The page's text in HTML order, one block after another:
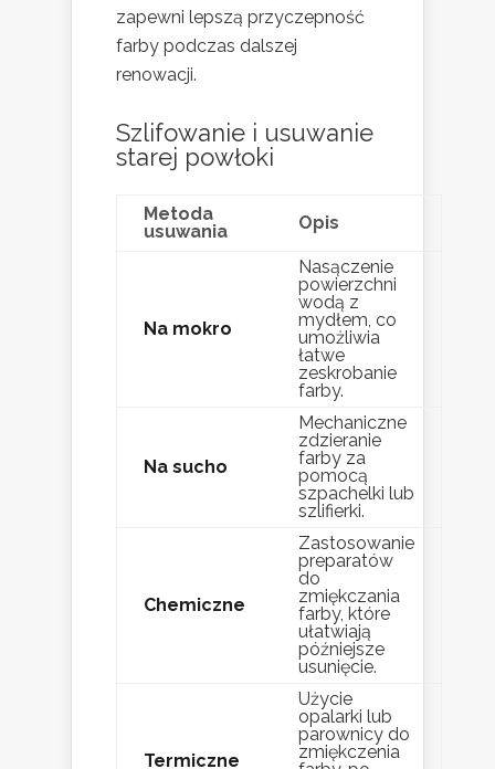
zapewni lepszą przyczepność
farby podczas dalszej
renowacji.
Szlifowanie i usuwanie
starej powłoki
Metoda
usuwania
Opis
Na mokro
Nasączenie
powierzchni
wodą z
mydłem, co
umożliwia
łatwe
zeskrobanie
farby.
Na sucho
Mechaniczne
zdzieranie
farby za
pomocą
szpachelki lub
szlifierki.
Chemiczne
Zastosowanie
preparatów
do
zmiękczania
farby, które
ułatwiają
późniejsze
usunięcie.
Termiczne
Użycie
opalarki lub
parownicy do
zmiękczenia